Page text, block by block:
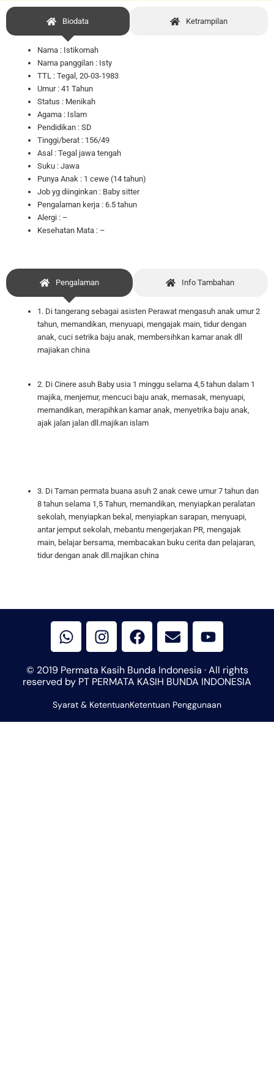
Biodata Ketrampilan
Nama : Istikomah
Nama panggilan : Isty
TTL : Tegal, 20-03-1983
Umur : 41 Tahun
Status : Menikah
Agama : Islam
Pendidikan : SD
Tinggi/berat : 156/49
Asal : Tegal jawa tengah
Suku : Jawa
Punya Anak : 1 cewe (14 tahun)
Job yg diinginkan : Baby sitter
Pengalaman kerja : 6.5 tahun
Alergi : –
Kesehatan Mata : –
Pengalaman Info Tambahan
1. Di tangerang sebagai asisten Perawat mengasuh anak umur 2
tahun, memandikan, menyuapi, mengajak main, tidur dengan
anak, cuci setrika baju anak, membersihkan kamar anak dll
majiakan china
2. Di Cinere asuh Baby usia 1 minggu selama 4,5 tahun dalam 1
majika, menjemur, mencuci baju anak, memasak, menyuapi,
memandikan, merapihkan kamar anak, menyetrika baju anak,
ajak jalan jalan dll.majikan islam
3. Di Taman permata buana asuh 2 anak cewe umur 7 tahun dan
8 tahun selama 1,5 Tahun, memandikan, menyiapkan peralatan
sekolah, menyiapkan bekal, menyiapkan sarapan, menyuapi,
antar jemput sekolah, mebantu mengerjakan PR, mengajak
main, belajar bersama, membacakan buku cerita dan pelajaran,
tidur dengan anak dll.majikan china
h
a
t
s
a
p
p
n
s
t
a
r
a
a
c
b
o
k
n
v
e
l
p
e
o
u
t
u
e
© 2019 Permata Kasih Bunda Indonesia · All rights
reserved by PT PERMATA KASIH BUNDA INDONESIA
Syarat & KetentuanKetentuan Penggunaan